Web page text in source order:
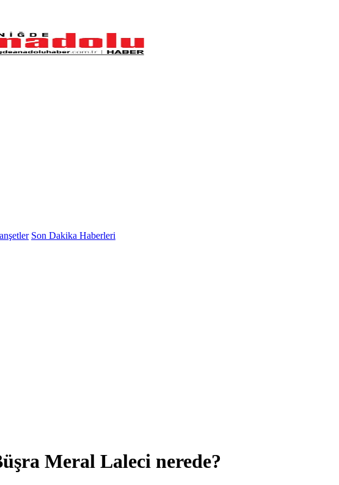
Son Dakika Haberleri
Meral Laleci nerede?